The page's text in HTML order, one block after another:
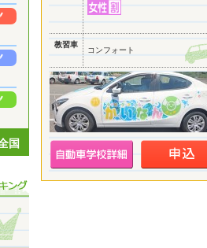
国
教習車
コンフォート